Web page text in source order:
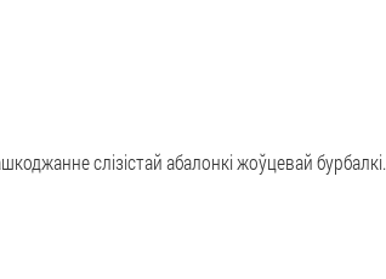
слізістай абалонкі жоўцевай бурбалкі.